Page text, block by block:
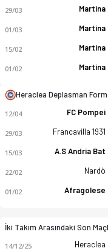
29/03 Martina
01/03 Martina
15/02 Martina
01/02 Martina
Heraclea Deplasman
12/04 FC Pompei
29/03 Francavilla 1931
15/03 A.S Andria Bat
22/02 Nardò
01/02 Afragolese
İki Takım Arasındaki Son
14/12/25 Heraclea